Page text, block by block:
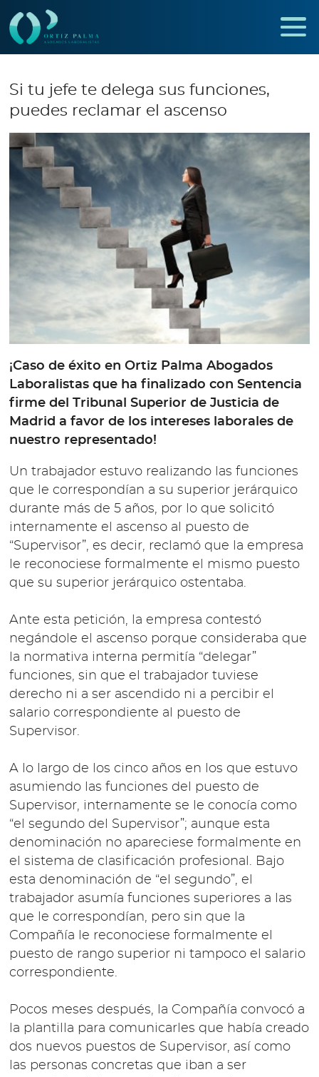
Si tu jefe te delega sus funciones,
puedes reclamar el ascenso
¡Caso de éxito en Ortiz Palma Abogados
Laboralistas que ha finalizado con Sentencia
firme del Tribunal Superior de Justicia de
Madrid a favor de los intereses laborales de
nuestro representado!
Un trabajador estuvo realizando las funciones
que le correspondían a su superior jerárquico
durante más de 5 años, por lo que solicitó
internamente el ascenso al puesto de
“Supervisor”, es decir, reclamó que la empresa
le reconociese formalmente el mismo puesto
que su superior jerárquico ostentaba.
Ante esta petición, la empresa contestó
negándole el ascenso porque consideraba que
la normativa interna permitía “delegar”
funciones, sin que el trabajador tuviese
derecho ni a ser ascendido ni a percibir el
salario correspondiente al puesto de
Supervisor.
A lo largo de los cinco años en los que estuvo
asumiendo las funciones del puesto de
Supervisor, internamente se le conocía como
“el segundo del Supervisor”; aunque esta
denominación no apareciese formalmente en
el sistema de clasificación profesional. Bajo
esta denominación de “el segundo”, el
trabajador asumía funciones superiores a las
que le correspondían, pero sin que la
Compañía le reconociese formalmente el
puesto de rango superior ni tampoco el salario
correspondiente.
Pocos meses después, la Compañía convocó a
la plantilla para comunicarles que había creado
dos nuevos puestos de Supervisor, así como
las personas concretas que iban a ser